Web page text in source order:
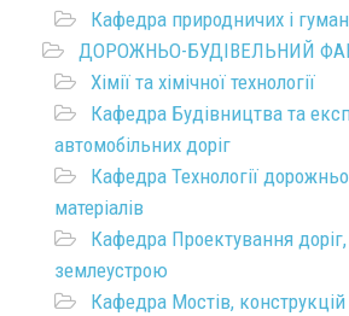
Кафедра природничих і
ДОРОЖНЬО-БУДІВЕЛЬНИЙ
Хімії та хімічної технології
Кафедра Будівництва та
автомобільних доріг
Кафедра Технології
матеріалів
Кафедра Проектування доріг,
землеустрою
Кафедра Мостів, конструкцій